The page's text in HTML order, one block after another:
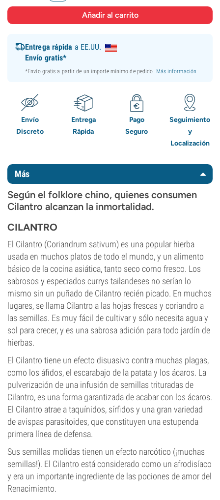
Entrega rápida a EE.UU.
Envío gratis*
*Envío gratis a partir de un importe mínimo de pedido. Más información
Envío
Discreto
Entrega
Rápida
Pago
Seguro
Seguimiento
y
Localización
Más
Según el folklore chino, quienes consumen
Cilantro alcanzan la inmortalidad.
CILANTRO
El Cilantro (Coriandrum sativum) es una popular hierba
usada en muchos platos de todo el mundo, y un alimento
básico de la cocina asiática, tanto seco como fresco. Los
sabrosos y especiados currys tailandeses no serían lo
mismo sin un puñado de Cilantro recién picado. En muchos
lugares, se llama Cilantro a las hojas frescas y coriandro a
las semillas. Es muy fácil de cultivar y sólo necesita agua y
sol para crecer, y es una sabrosa adición para todo jardín de
hierbas.
El Cilantro tiene un efecto disuasivo contra muchas plagas,
como los áfidos, el escarabajo de la patata y los ácaros. La
pulverización de una infusión de semillas trituradas de
Cilantro, es una forma garantizada de acabar con los ácaros.
El Cilantro atrae a taquínidos, sírfidos y una gran variedad
de avispas parasitoides, que constituyen una estupenda
primera línea de defensa.
Sus semillas molidas tienen un efecto narcótico (¡muchas
semillas!). El Cilantro está considerado como un afrodisíaco
y era un importante ingrediente de las pociones de amor del
Renacimiento.